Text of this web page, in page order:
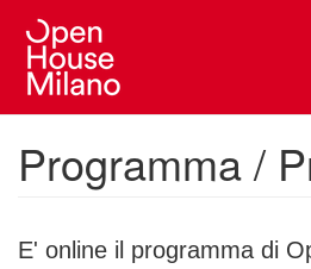
contenuto
principale
Programma /
E' online il programma di